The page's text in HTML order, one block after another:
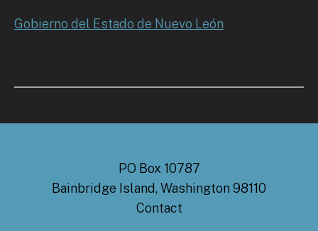
Gobierno del Estado de Nuevo León
PO Box 10787
Bainbridge Island, Washington 98110
Contact